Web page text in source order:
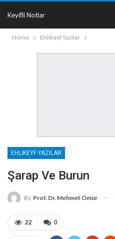
Keyifli Notlar
Home Ehlikeyf Yazılar
EHLIKEYF YAZILAR
Şarap Ve Burun
By Prof. Dr. Mehmet Ömür
0
22